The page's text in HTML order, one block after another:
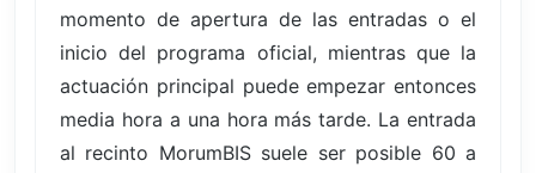
momento de apertura de las entradas o el
inicio del programa oficial, mientras que la
actuación principal puede empezar entonces
media hora a una hora más tarde. La entrada
al recinto MorumBIS suele ser posible 60 a